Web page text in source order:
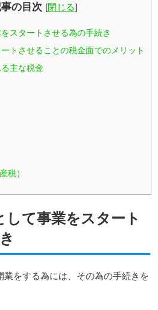
の目次 [閉じる]
スタートさせる為の手続き
トさせることの税金面でのメリット
主な税金
税）
て事業をスタート
をする為には、その為の手続きを